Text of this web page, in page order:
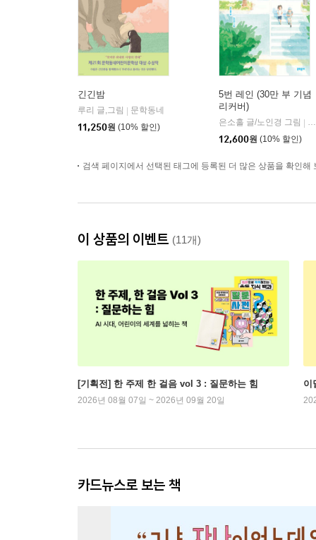
긴긴밤
루리 글,그림
문학동네
11,250원 (10% 할인)
5번 레인 (30만 부 기념
리커버)
은소홀 글/노인경 그림
12,600원 (10% 할인)
검색 페이지에서 선택된 태그에 등록된 더 많은 상품을 확인해
이 상품의 이벤트 (11개)
[기획전] 한 주제 한 걸음 vol 3 : 질문하는 힘
2026년 08월 07일 ~ 2026년 09월 20일
이
카드뉴스로 보는 책